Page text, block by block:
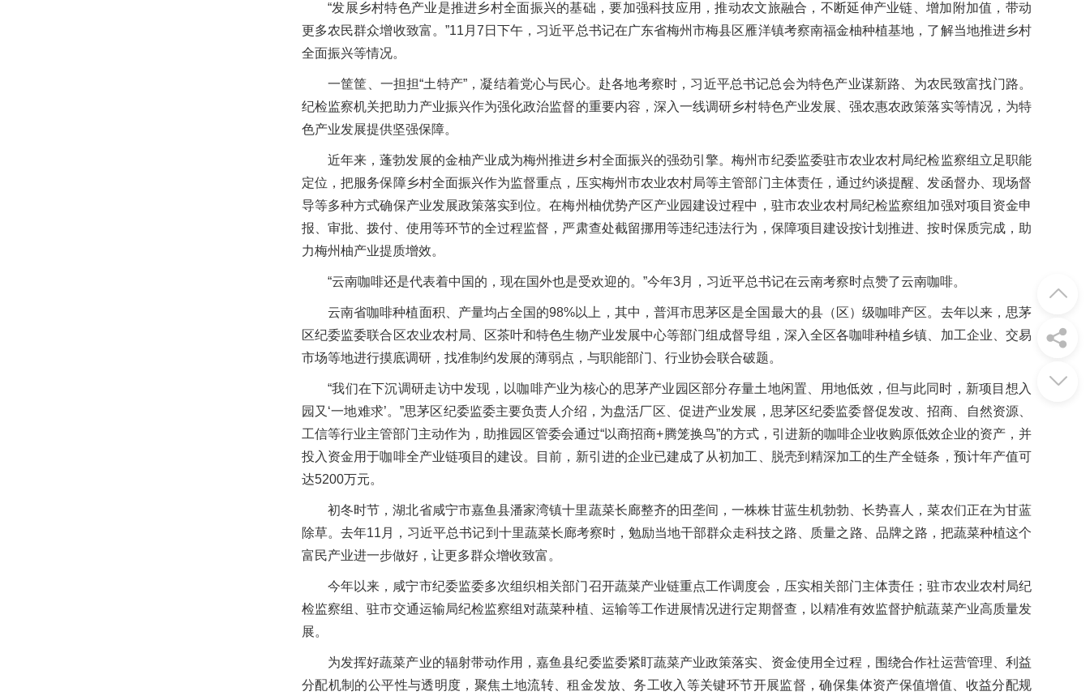
“发展乡村特色产业是推进乡村全面振兴的基础，要加强科技应用，推动农文旅融合，不断延伸产业链、增加附加值，带动
更多农民群众增收致富。”11月7日下午，习近平总书记在广东省梅州市梅县区雁洋镇考察南福金柚种植基地，了解当地推进乡村
全面振兴等情况。
一筐筐、一担担“土特产”，凝结着党心与民心。赴各地考察时，习近平总书记总会为特色产业谋新路、为农民致富找门路。
纪检监察机关把助力产业振兴作为强化政治监督的重要内容，深入一线调研乡村特色产业发展、强农惠农政策落实等情况，为特
色产业发展提供坚强保障。
近年来，蓬勃发展的金柚产业成为梅州推进乡村全面振兴的强劲引擎。梅州市纪委监委驻市农业农村局纪检监察组立足职能
定位，把服务保障乡村全面振兴作为监督重点，压实梅州市农业农村局等主管部门主体责任，通过约谈提醒、发函督办、现场督
导等多种方式确保产业发展政策落实到位。在梅州柚优势产区产业园建设过程中，驻市农业农村局纪检监察组加强对项目资金申
报、审批、拨付、使用等环节的全过程监督，严肃查处截留挪用等违纪违法行为，保障项目建设按计划推进、按时保质完成，助
力梅州柚产业提质增效。
“云南咖啡还是代表着中国的，现在国外也是受欢迎的。”今年3月，习近平总书记在云南考察时点赞了云南咖啡。
云南省咖啡种植面积、产量均占全国的98%以上，其中，普洱市思茅区是全国最大的县（区）级咖啡产区。去年以来，思茅
区纪委监委联合区农业农村局、区茶叶和特色生物产业发展中心等部门组成督导组，深入全区各咖啡种植乡镇、加工企业、交易
市场等地进行摸底调研，找准制约发展的薄弱点，与职能部门、行业协会联合破题。
“我们在下沉调研走访中发现，以咖啡产业为核心的思茅产业园区部分存量土地闲置、用地低效，但与此同时，新项目想入
园又‘一地难求’。”思茅区纪委监委主要负责人介绍，为盘活厂区、促进产业发展，思茅区纪委监委督促发改、招商、自然资源、
工信等行业主管部门主动作为，助推园区管委会通过“以商招商+腾笼换鸟”的方式，引进新的咖啡企业收购原低效企业的资产，并
投入资金用于咖啡全产业链项目的建设。目前，新引进的企业已建成了从初加工、脱壳到精深加工的生产全链条，预计年产值可
达5200万元。
初冬时节，湖北省咸宁市嘉鱼县潘家湾镇十里蔬菜长廊整齐的田垄间，一株株甘蓝生机勃勃、长势喜人，菜农们正在为甘蓝
除草。去年11月，习近平总书记到十里蔬菜长廊考察时，勉励当地干部群众走科技之路、质量之路、品牌之路，把蔬菜种植这个
富民产业进一步做好，让更多群众增收致富。
今年以来，咸宁市纪委监委多次组织相关部门召开蔬菜产业链重点工作调度会，压实相关部门主体责任；驻市农业农村局纪
检监察组、驻市交通运输局纪检监察组对蔬菜种植、运输等工作进展情况进行定期督查，以精准有效监督护航蔬菜产业高质量发
展。
为发挥好蔬菜产业的辐射带动作用，嘉鱼县纪委监委紧盯蔬菜产业政策落实、资金使用全过程，围绕合作社运营管理、利益
分配机制的公平性与透明度，聚焦土地流转、租金发放、务工收入等关键环节开展监督，确保集体资产保值增值、收益分配规